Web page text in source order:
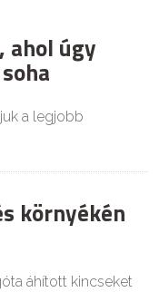
ahol úgy
a legjobb
környékén
áhított kincseket